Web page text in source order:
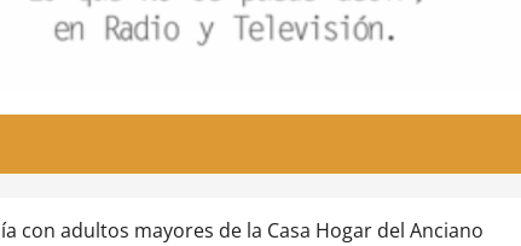
con adultos mayores de la Casa Hogar del Anciano